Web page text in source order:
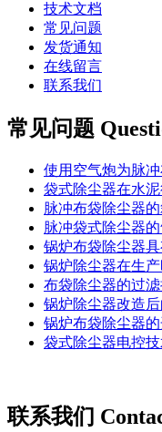
技术文档
常见问题
发货通知
在线留言
联系我们
常见问题
使用空气炮为脉
袋式除尘器在水
脉冲布袋除尘器
脉冲袋式除尘器
锅炉布袋除尘器
锅炉除尘器在生
布袋除尘器的过
锅炉除尘器改造
锅炉布袋除尘器
袋式除尘器电控
联系我们